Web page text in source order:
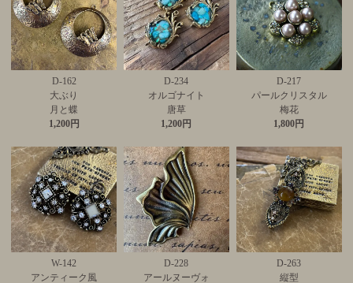
D-162
大ぶり
月と蝶
1,200円
D-234
オルゴナイト
唐草
1,200円
D-217
パールクリスタル
梅花
1,800円
W-142
アンティーク風
D-228
アールヌーヴォ
D-263
縦型